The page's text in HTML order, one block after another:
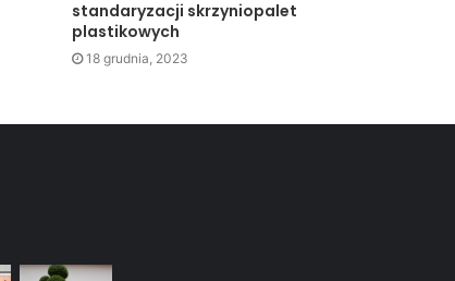
standaryzacji skrzyniopalet
plastikowych
18 grudnia, 2023